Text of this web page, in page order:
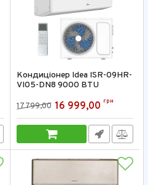
Кондиціонер Idea ISR-09HR-
VI05-DN8 9000 BTU
17 799,00 16 999,00 грн